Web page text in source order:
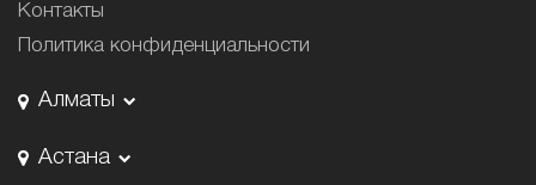
Контакты
Политика конфиденциальности
Алматы
Астана